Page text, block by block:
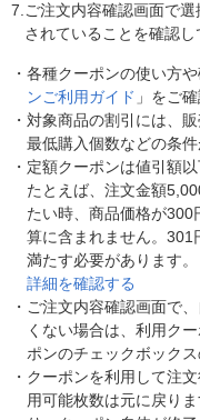
7. ご注文内容確認画面で
されていることを確認し
・ 各種クーポンの使い方
ンご利用ガイド 」をご
・ 対象商品の割引には、
最低購入個数などの条
・ 定額クーポンは値引額
たとえば、注文金額
たい時、商品価格が
算に含まれません。301
満たす必要があります。
詳細を確認する
・ ご注文内容確認画面で
くない場合は、利用ク
ポンのチェックボック
・ クーポンを利用して注
用可能枚数は元に戻り